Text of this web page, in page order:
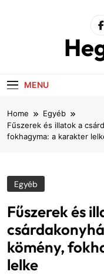
MENU
Home
Egyéb
Fűszerek és illatok a
fokhagyma: a karakter
Egyéb
Fűszerek és
kömény,
lelke